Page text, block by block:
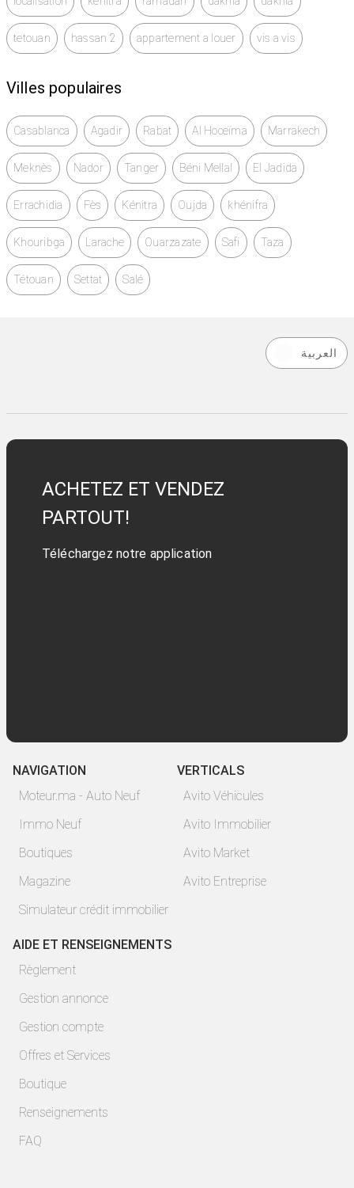
tetouan hassan 2 appartement a louer vis a vis
Villes populaires
Casablanca Agadir Rabat Al Hoceïma Marrakech
Meknès Nador Tanger Béni Mellal El Jadida
Errachidia Fès Kénitra Oujda khénifra
Khouribga Larache Ouarzazate Safi Taza
Tétouan Settat Salé
العربية
ACHETEZ ET VENDEZ
PARTOUT!
Téléchargez notre application
NAVIGATION
Moteur.ma - Auto Neuf
Immo Neuf
Boutiques
Magazine
Simulateur crédit immobilier
VERTICALS
Avito Véhicules
Avito Immobilier
Avito Market
Avito Entreprise
AIDE ET RENSEIGNEMENTS
Règlement
Gestion annonce
Gestion compte
Offres et Services
Boutique
Renseignements
FAQ